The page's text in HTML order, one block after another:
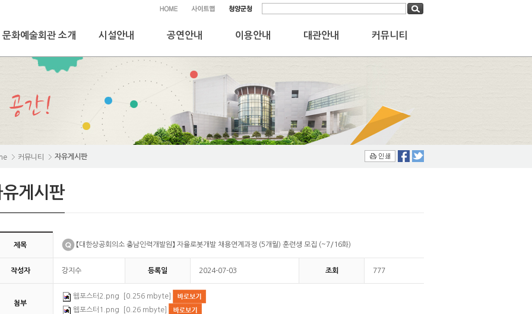
문화예술회관 소개 시설안내 공연안내 이용안내 대관안내 커뮤니티
게시판
커뮤니티 자유게시판
제목 【대한상공회의소 충남인력개발원】 자율로봇개발 채용연계과정 (5개월) 훈련생 모집 (~7/16화)
작성자 강지수 등록일 2024-07-03 조회 777
첨부
웹포스터2.png [0.256 mbyte]
웹포스터1.png [0.26 mbyte]